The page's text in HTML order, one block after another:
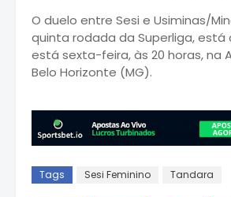
O duelo entre Sesi e Usiminas/
quinta rodada da Superliga,
está sexta-feira, às 20 horas, na
Belo Horizonte (MG).
Tags Sesi Feminino Tandara